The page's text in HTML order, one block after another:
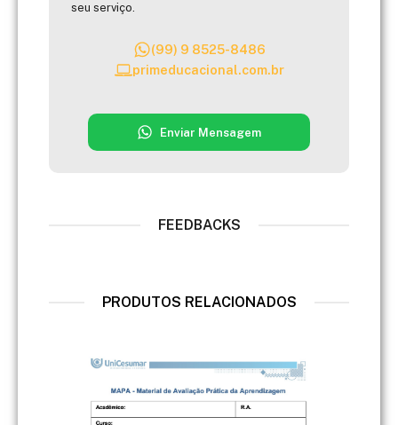
seu serviço.
(99) 9 8525-8486
primeducacional.com.br
Enviar Mensagem
FEEDBACKS
PRODUTOS RELACIONADOS